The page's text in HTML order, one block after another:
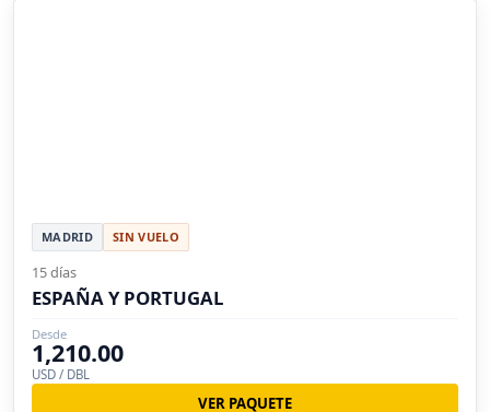
MADRID SIN VUELO
15 días
ESPAÑA Y PORTUGAL
Desde
1,210.00
USD / DBL
VER PAQUETE